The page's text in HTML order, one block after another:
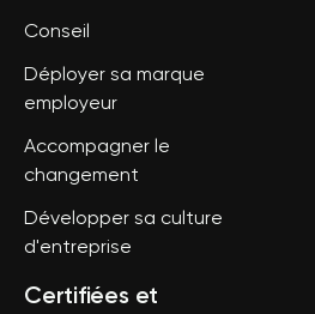
Conseil
Déployer sa marque
employeur
Accompagner le
changement
Développer sa culture
d'entreprise
Certifiées et